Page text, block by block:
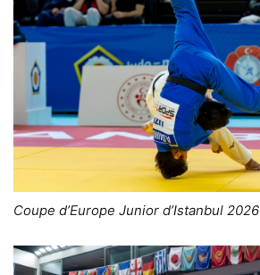
Coupe d’Europe Junior d’Istanbul 2026